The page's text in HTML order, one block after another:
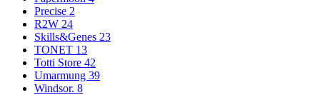
Precise 2
R2W 24
Skills&Genes 23
TONET 13
Totti Store 42
Umarmung 39
Windsor. 8